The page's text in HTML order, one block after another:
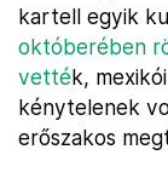
kartell egyik
októberében
vették,
kénytelenek
erőszakos